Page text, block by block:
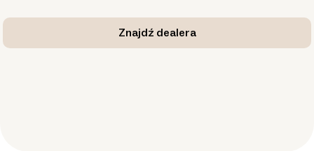
Znajdź dealera